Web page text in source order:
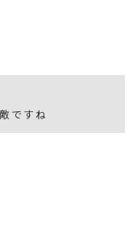
ですね